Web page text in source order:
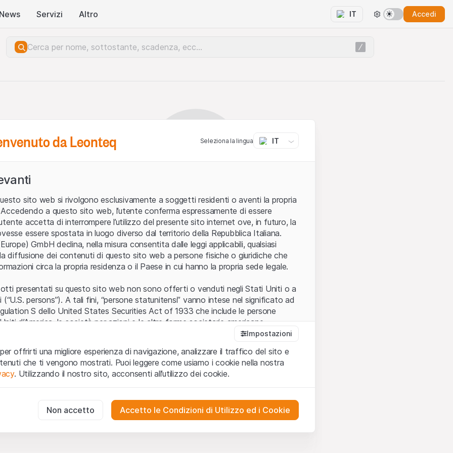
News Servizi Altro IT Accedi
Errore del server.
da Leonteq Seleziona la lingua IT
sito web si rivolgono esclusivamente a soggetti residenti o aventi la propria
a questo sito web, l’utente conferma espressamente di essere
accetta di interrompere l’utilizzo del presente sito internet ove, in futuro, la
essere spostata in luogo diverso dal territorio della Repubblica Italiana.
GmbH declina, nella misura consentita dalle leggi applicabili, qualsiasi
diffusione dei contenuti di questo sito web a persone fisiche o giuridiche che
circa la propria residenza o il Paese in cui hanno la propria sede legale.
presentati su questo sito web non sono offerti o venduti negli Stati Uniti o a
persons”). A tali fini, “persone statunitensi” vanno intese nel significato ad
S dello United States Securities Act of 1933 che include le persone
d’America, le società per azioni e le altre forme societarie americane.
web (di seguito, il “Sito”) si dichiara di aver compreso e di accettare le
avvertenze importanti e le condizioni di utilizzo ivi rese disponibili. Nel caso in
utilizzonon siano accettate, l’utente è tenuto ad interrompere l’utilizzo del
o invito ad acquistare
i dati, i servizi, gli strumenti, i documenti (i “Contenuti del Sito”) contenuti o
web hanno esclusivamente finalità informative e non rappresentano né
Impostazioni
offrirti una migliore esperienza di navigazione, analizzare il traffico del sito e
che ti vengono mostrati. Puoi leggere come usiamo i cookie nella nostra
. Utilizzando il nostro sito, acconsenti all’utilizzo dei cookie.
per il funzionamento del sito web e non possono essere disattivati.
Non accetto Accetto le Condizioni di Utilizzo ed i Cookie